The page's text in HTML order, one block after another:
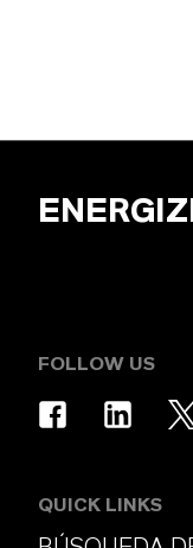
FOLLOW US
QUICK LINKS